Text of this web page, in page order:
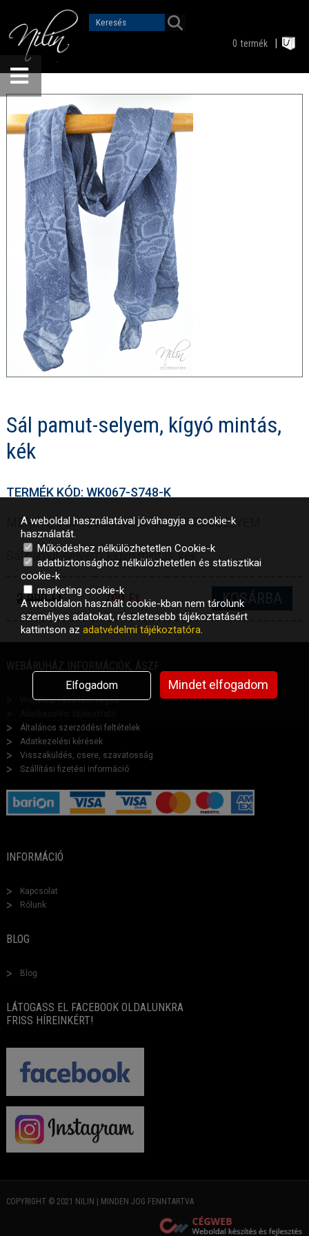
0 termék
Sál pamut-selyem, kígyó mintás,
kék
TERMÉK KÓD: WK067-S748-K
MÉRETE: 75X150CM, 80%PAMUT 20%SELYEM
Sál pamut-selyem, kígyó mintás, kék
2 990 Ft 790 Ft KOSÁRBA
WEBÁRUHÁZ INFORMÁCIÓK, ÁSZF
Webshop vásárlási segéd
Általános szerződési feltételek
Adatkezelési kérések
Visszaküldés, csere, szavatosság
Szállítási fizetési információ
INFORMÁCIÓ
Kapcsolat
Rólunk
BLOG
Blog
LÁTOGASS EL FACEBOOK OLDALUNKRA
FRISS HÍREINKÉRT!
COPYRIGHT © 2021 NILIN | MINDEN JOG FENNTARTVA
A weboldal használatával jóváhagyja a cookie-k
használatát.
Működéshez nélkülözhetetlen Cookie-k
adatbiztonsághoz nélkülözhetetlen és statisztikai
cookie-k
marketing cookie-k
A weboldalon használt cookie-kban nem tárolunk
személyes adatokat, részletesebb tájékoztatásért
kattintson az adatvédelmi tájékoztatóra.
Elfogadom Mindet elfogadom